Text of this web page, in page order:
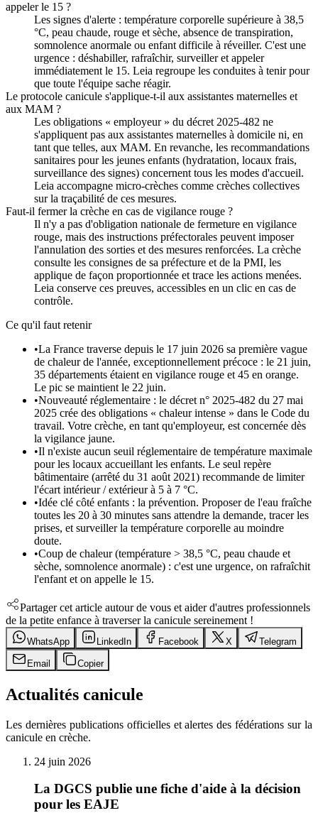
appeler le 15 ?
Les signes d'alerte : température corporelle supérieure à 38,5
°C, peau chaude, rouge et sèche, absence de transpiration,
somnolence anormale ou enfant difficile à réveiller. C'est une
urgence : déshabiller, rafraîchir, surveiller et appeler
immédiatement le 15. Leia regroupe les conduites à tenir pour
que toute l'équipe sache réagir.
Le protocole canicule s'applique-t-il aux assistantes maternelles et
aux MAM ?
Les obligations « employeur » du décret 2025-482 ne
s'appliquent pas aux assistantes maternelles à domicile ni, en
tant que telles, aux MAM. En revanche, les recommandations
sanitaires pour les jeunes enfants (hydratation, locaux frais,
surveillance des signes) concernent tous les modes d'accueil.
Leia accompagne micro-crèches comme crèches collectives
sur la traçabilité de ces mesures.
Faut-il fermer la crèche en cas de vigilance rouge ?
Il n'y a pas d'obligation nationale de fermeture en vigilance
rouge, mais des instructions préfectorales peuvent imposer
l'annulation des sorties et des mesures renforcées. La crèche
consulte les consignes de sa préfecture et de la PMI, les
applique de façon proportionnée et trace les actions menées.
Leia conserve ces preuves, accessibles en un clic en cas de
contrôle.
Ce qu'il faut retenir
•La France traverse depuis le 17 juin 2026 sa première vague
de chaleur de l'année, exceptionnellement précoce : le 21 juin,
35 départements étaient en vigilance rouge et 45 en orange.
Le pic se maintient le 22 juin.
•Nouveauté réglementaire : le décret n° 2025-482 du 27 mai
2025 crée des obligations « chaleur intense » dans le Code du
travail. Votre crèche, en tant qu'employeur, est concernée dès
la vigilance jaune.
•Il n'existe aucun seuil réglementaire de température maximale
pour les locaux accueillant les enfants. Le seul repère
bâtimentaire (arrêté du 31 août 2021) recommande de limiter
l'écart intérieur / extérieur à 5 à 7 °C.
•Idée clé côté enfants : la prévention. Proposer de l'eau fraîche
toutes les 20 à 30 minutes sans attendre la demande, tracer les
prises, et surveiller la température corporelle au moindre
doute.
•Coup de chaleur (température > 38,5 °C, peau chaude et
sèche, somnolence anormale) : c'est une urgence, on rafraîchit
l'enfant et on appelle le 15.
Partager cet article autour de vous et aider d'autres professionnels
de la petite enfance à traverser la canicule sereinement !
WhatsApp LinkedIn Facebook X Telegram
Email Copier
Actualités canicule
Les dernières publications officielles et alertes des fédérations sur la
canicule en crèche.
24 juin 2026
La DGCS publie une fiche d'aide à la décision
pour les EAJE